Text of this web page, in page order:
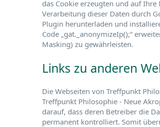
das Cookie erzeugten und auf
Verarbeitung dieser Daten durch
Plugin herunterladen und
Code „gat._anonymizeIp();“
Masking) zu gewährleisten.
Links zu anderen
Die Webseiten von Treffpunkt
Treffpunkt Philosophie - Neue
darauf, dass deren Betreiber die
permanent kontrolliert. Somit